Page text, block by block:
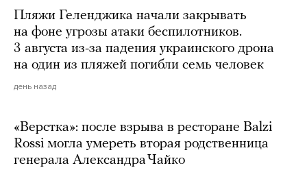
Пляжи Геленджика начали закрывать
на фоне угрозы атаки беспилотников.
3 августа из-за падения украинского дрона
на один из пляжей погибли семь человек
день назад
«Верстка»: после взрыва в ресторане Balzi
Rossi могла умереть вторая родственница
генерала Александра Чайко